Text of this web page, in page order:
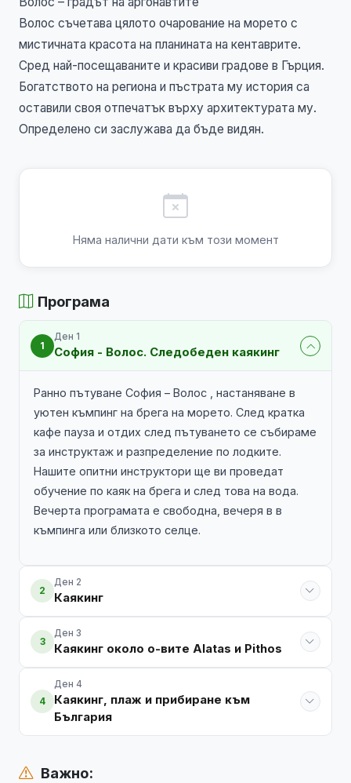
Волос съчетава цялото очарование на морето с
мистичната красота на планината на кентаврите.
Сред най-посещаваните и красиви градове в Гърция.
Богатството на региона и пъстрата му история са
оставили своя отпечатък върху архитектурата му.
Определено си заслужава да бъде видян.
Няма налични дати към този момент
Програма
1
Ден 1
София - Волос. Следобеден каякинг
Ранно пътуване София – Волос , настаняване в
уютен къмпинг на брега на морето. След кратка
кафе пауза и отдих след пътуването се събираме
за инструктаж и разпределение по лодките.
Нашите опитни инструктори ще ви проведат
обучение по каяк на брега и след това на вода.
Вечерта програмата е свободна, вечеря в в
къмпинга или близкото селце.
2
Ден 2
Каякинг
3
Ден 3
Каякинг около о-вите Alatas и Pithos
4
Ден 4
Каякинг, плаж и прибиране към
България
Важно: